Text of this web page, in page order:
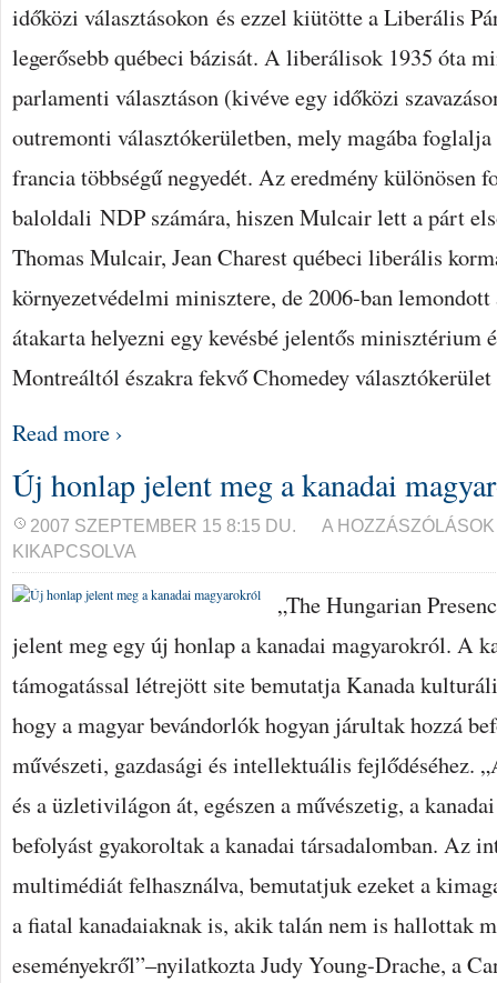
időközi választásokon és ezzel kiütötte a Liberális
legerősebb québeci bázisát. A liberálisok 1935 óta
parlamenti választáson (kivéve egy időközi
outremonti választókerületben, mely magába
francia többségű negyedét. Az eredmény különösen
baloldali NDP számára, hiszen Mulcair lett a párt
Thomas Mulcair, Jean Charest québeci liberális
környezetvédelmi minisztere, de 2006-ban
átakarta helyezni egy kevésbé jelentős minisztérium
Montreáltól északra fekvő Chomedey
Read more ›
Új honlap jelent meg a kanadai
2007 SZEPTEMBER 15 8:15 DU.
ÚJ
MEG
KANADAI
MAGYAROKRÓL
BEJEGYZÉSHEZ
A
KIKAPCSOLVA
„The Hungarian
jelent meg egy új honlap a kanadai magyarokról. A
támogatással létrejött site bemutatja Kanada
hogy a magyar bevándorlók hogyan járultak hozzá
művészeti, gazdasági és intellektuális fejlődéséhez.
és a üzletivilágon át, egészen a művészetig, a
befolyást gyakoroltak a kanadai társadalomban. Az
multimédiát felhasználva, bemutatjuk ezeket a
a fiatal kanadaiaknak is, akik talán nem is hallottak
eseményekről”–nyilatkozta Judy Young-Drache, a